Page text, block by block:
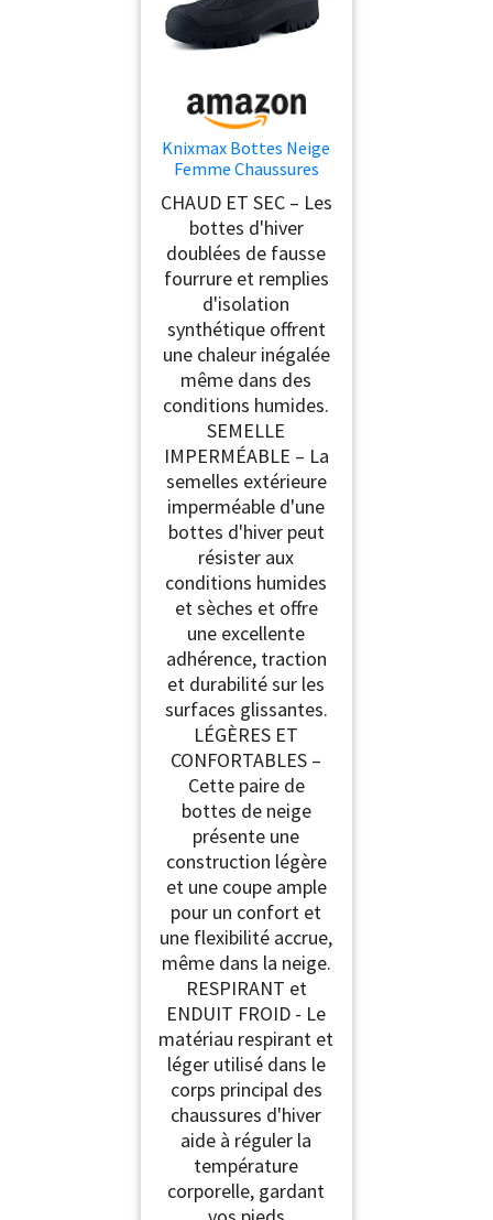
Knixmax Bottes Neige
Femme Chaussures
Chaudes Bottes de
Randonnée Marche
Montange Jardin Gris
EU 42
CHAUD ET SEC – Les
bottes d'hiver
doublées de fausse
fourrure et remplies
d'isolation
synthétique offrent
une chaleur inégalée
même dans des
conditions humides.
SEMELLE
IMPERMÉABLE – La
semelles extérieure
imperméable d'une
bottes d'hiver peut
résister aux
conditions humides
et sèches et offre
une excellente
adhérence, traction
et durabilité sur les
surfaces glissantes.
LÉGÈRES ET
CONFORTABLES –
Cette paire de
bottes de neige
présente une
construction légère
et une coupe ample
pour un confort et
une flexibilité accrue,
même dans la neige.
RESPIRANT et
ENDUIT FROID - Le
matériau respirant et
léger utilisé dans le
corps principal des
chaussures d'hiver
aide à réguler la
température
corporelle, gardant